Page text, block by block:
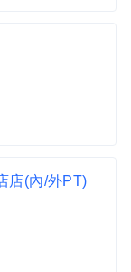
店(內/外PT)